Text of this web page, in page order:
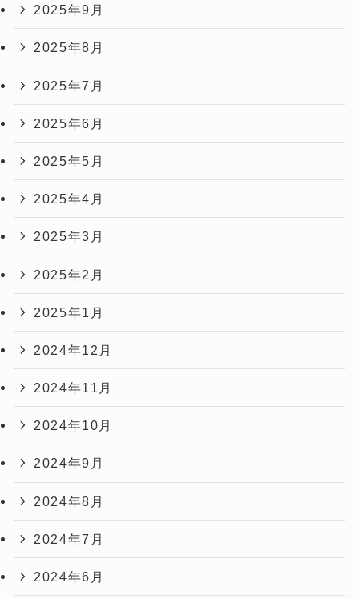
2025年9月
2025年8月
2025年7月
2025年6月
2025年5月
2025年4月
2025年3月
2025年2月
2025年1月
2024年12月
2024年11月
2024年10月
2024年9月
2024年8月
2024年7月
2024年6月